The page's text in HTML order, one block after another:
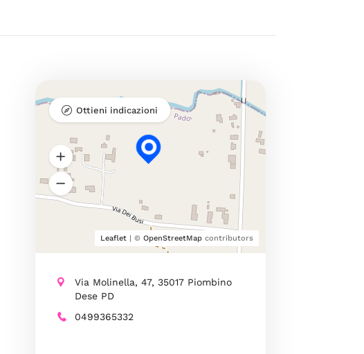
Leaflet| © OpenStreetMapcontributors
Ottieni indicazioni
Via Molinella, 47, 35017 Piombino
Dese PD
0499365332